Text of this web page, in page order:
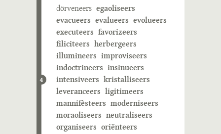
4
dörveneers egaoliseers
evacueers evalueers evolueers
executeers favorizeers
filiciteers herbergeers
illumineers improviseers
indoctrineers insinueers
intensiveers kristalliseers
leveranceers ligitimeers
mannifèsteers moderniseers
moraoliseers neutraliseers
organiseers oriënteers